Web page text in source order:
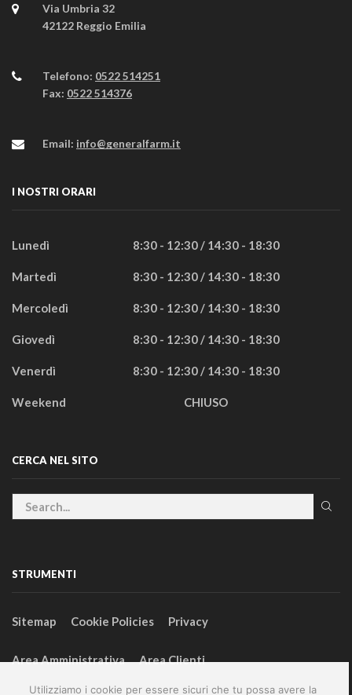
Utilizziamo i cookie per essere sicuri che tu possa avere la
Via Umbria 32
42122 Reggio Emilia
Telefono: 0522 514251
Fax: 0522 514376
Email: info@generalfarm.it
I NOSTRI ORARI
Lunedì 8:30 - 12:30 / 14:30 - 18:30
Martedì 8:30 - 12:30 / 14:30 - 18:30
Mercoledì 8:30 - 12:30 / 14:30 - 18:30
Giovedì 8:30 - 12:30 / 14:30 - 18:30
Venerdì 8:30 - 12:30 / 14:30 - 18:30
Weekend CHIUSO
CERCA NEL SITO
STRUMENTI
Sitemap Cookie Policies Privacy
Area Amministrativa Area Clienti